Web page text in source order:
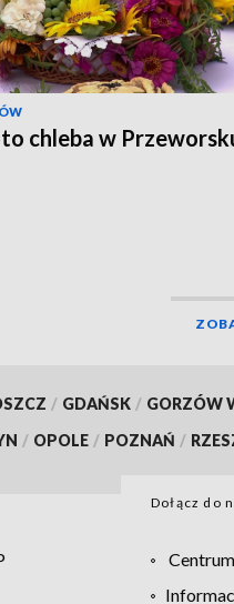
chleba w
/ GDAŃSK / GORZÓW
/ OPOLE / POZNAŃ /
Dołącz do